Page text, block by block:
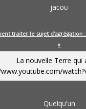
jacou
traiter le sujet d’agrégation
»
La nouvelle Terre qui
Quelqu'un